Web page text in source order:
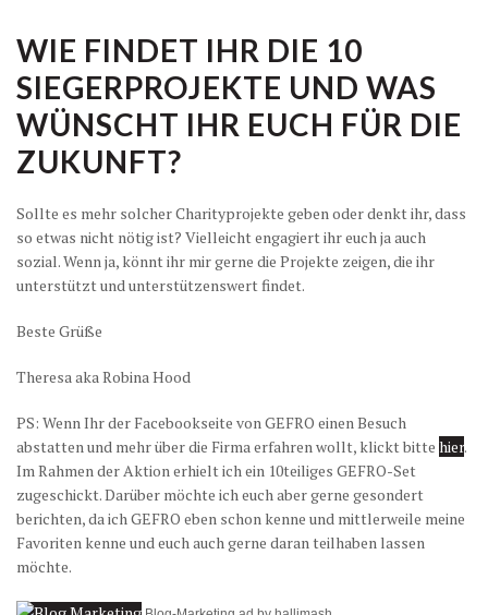
WIE FINDET IHR DIE 10
SIEGERPROJEKTE UND WAS
WÜNSCHT IHR EUCH FÜR DIE
ZUKUNFT?
Sollte es mehr solcher Charityprojekte geben oder denkt ihr, dass
so etwas nicht nötig ist? Vielleicht engagiert ihr euch ja auch
sozial. Wenn ja, könnt ihr mir gerne die Projekte zeigen, die ihr
unterstützt und unterstützenswert findet.
Beste Grüße
Theresa aka Robina Hood
PS: Wenn Ihr der Facebookseite von GEFRO einen Besuch
abstatten und mehr über die Firma erfahren wollt, klickt bitte hier.
Im Rahmen der Aktion erhielt ich ein 10teiliges GEFRO-Set
zugeschickt. Darüber möchte ich euch aber gerne gesondert
berichten, da ich GEFRO eben schon kenne und mittlerweile meine
Favoriten kenne und euch auch gerne daran teilhaben lassen
möchte.